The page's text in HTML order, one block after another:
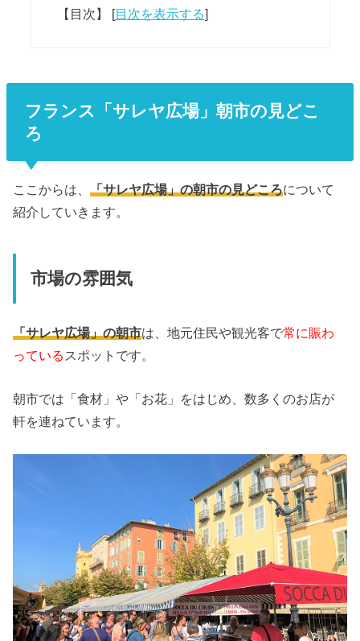
【目次】 [目次を表示する]
フランス「サレヤ広場」朝市の見どこ
ろ
ここからは、「サレヤ広場」の朝市の見どころについて
紹介していきます。
市場の雰囲気
「サレヤ広場」の朝市は、地元住民や観光客で常に賑わ
っている スポットです。
朝市では「食材」や「お花」をはじめ、数多くのお店が
軒を連ねています。